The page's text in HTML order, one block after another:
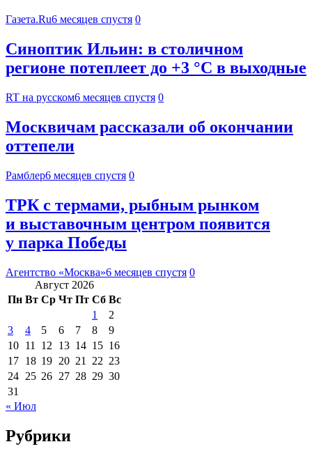
Газета.Ru6 месяцев спустя 0
Синоптик Ильин: в столичном
регионе потеплеет до +3 °С в выходные
RT на русском6 месяцев спустя 0
Москвичам рассказали об окончании
оттепели
Рамблер6 месяцев спустя 0
ТРК с термами, рыбным рынком
и выставочным центром появится
у парка Победы
Агентство «Москва»6 месяцев спустя 0
Август 2026
Пн Вт Ср Чт Пт Сб Вс
1
2
3
4 5 6 7 8
9
10 11 12 13 14 15 16
17 18 19 20 21 22 23
24 25 26 27 28 29 30
31
« Июл
Рубрики